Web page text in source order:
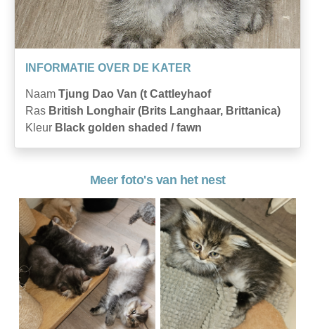
INFORMATIE OVER DE KATER
Naam Tjung Dao Van (t Cattleyhaof
Ras British Longhair (Brits Langhaar, Brittanica)
Kleur Black golden shaded / fawn
Meer foto's van het nest